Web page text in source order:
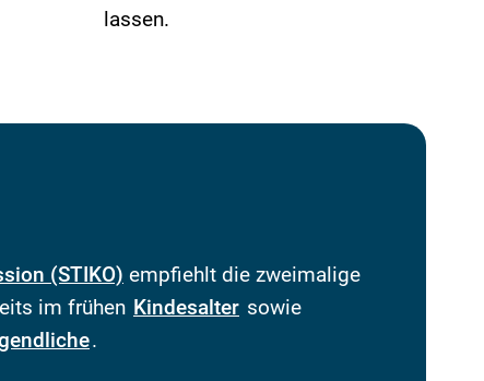
lassen.
(STIKO) empfiehlt die zweimalige
im frühen Kindesalter sowie
.